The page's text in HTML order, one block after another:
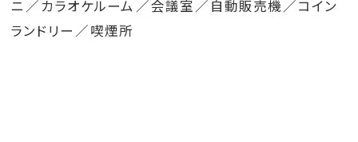
ニ
カラオケルーム 会議室 自動販売機
コイン
ランドリー
喫煙所